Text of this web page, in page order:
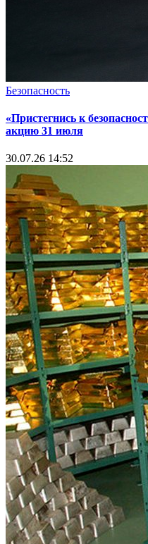
Безопасность
«Пристегнись к
акцию 31 июля
30.07.26 14:52